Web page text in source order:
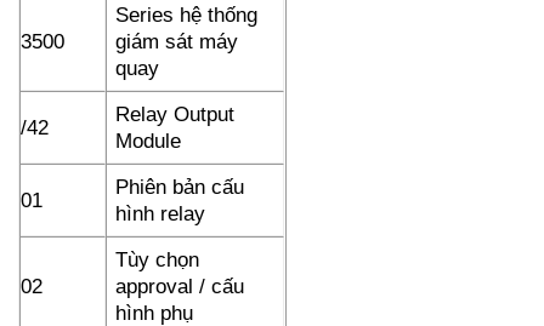
3500
Series hệ thống
giám sát máy
quay
/42
Relay Output
Module
01
Phiên bản cấu
hình relay
02
Tùy chọn
approval / cấu
hình phụ